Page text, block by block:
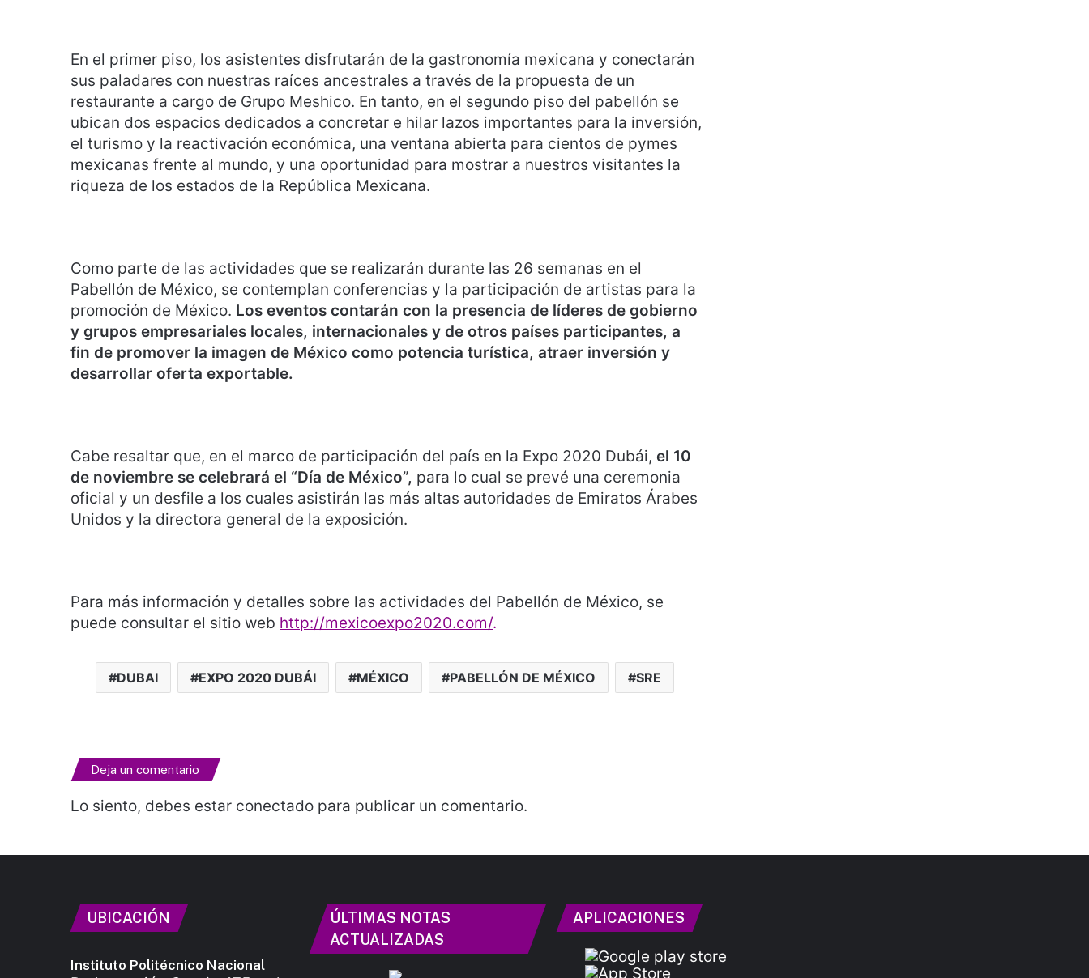
En el primer piso, los asistentes disfrutarán de la gastronomía mexicana y conectarán
sus paladares con nuestras raíces ancestrales a través de la propuesta de un
restaurante a cargo de Grupo Meshico. En tanto, en el segundo piso del pabellón se
ubican dos espacios dedicados a concretar e hilar lazos importantes para la inversión,
el turismo y la reactivación económica, una ventana abierta para cientos de pymes
mexicanas frente al mundo, y una oportunidad para mostrar a nuestros visitantes la
riqueza de los estados de la República Mexicana.
Como parte de las actividades que se realizarán durante las 26 semanas en el
Pabellón de México, se contemplan conferencias y la participación de artistas para la
promoción de México. Los eventos contarán con la presencia de líderes de gobierno
y grupos empresariales locales, internacionales y de otros países participantes, a
fin de promover la imagen de México como potencia turística, atraer inversión y
desarrollar oferta exportable.
Cabe resaltar que, en el marco de participación del país en la Expo 2020 Dubái, el 10
de noviembre se celebrará el “Día de México”, para lo cual se prevé una ceremonia
oficial y un desfile a los cuales asistirán las más altas autoridades de Emiratos Árabes
Unidos y la directora general de la exposición.
Para más información y detalles sobre las actividades del Pabellón de México, se
puede consultar el sitio web http://mexicoexpo2020.com/.
DUBAI EXPO 2020 DUBÁI MÉXICO PABELLÓN DE MÉXICO SRE
Deja un comentario
Lo siento, debes estar conectado para publicar un comentario.
UBICACIÓN
Instituto Politécnico Nacional
ÚLTIMAS NOTAS
ACTUALIZADAS
APLICACIONES